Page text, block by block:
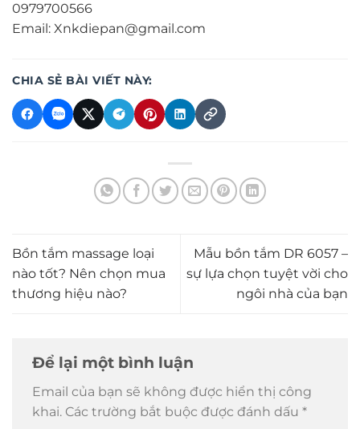
0979700566
Email: Xnkdiepan@gmail.com
CHIA SẺ BÀI VIẾT NÀY:
Bồn tắm massage loại
nào tốt? Nên chọn mua
thương hiệu nào?
Mẫu bồn tắm DR 6057 –
sự lựa chọn tuyệt vời cho
ngôi nhà của bạn
Để lại một bình luận
Email của bạn sẽ không được hiển thị công
khai. Các trường bắt buộc được đánh dấu *